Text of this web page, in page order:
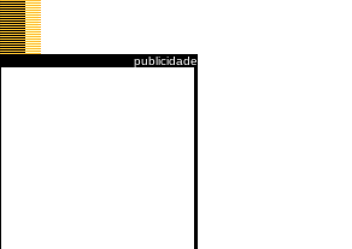
publicidade